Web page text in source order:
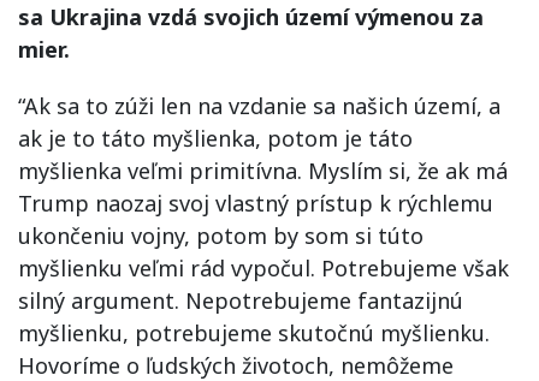
sa Ukrajina vzdá svojich území výmenou za
mier.
“Ak sa to zúži len na vzdanie sa našich území, a
ak je to táto myšlienka, potom je táto
myšlienka veľmi primitívna. Myslím si, že ak má
Trump naozaj svoj vlastný prístup k rýchlemu
ukončeniu vojny, potom by som si túto
myšlienku veľmi rád vypočul. Potrebujeme však
silný argument. Nepotrebujeme fantazijnú
myšlienku, potrebujeme skutočnú myšlienku.
Hovoríme o ľudských životoch, nemôžeme